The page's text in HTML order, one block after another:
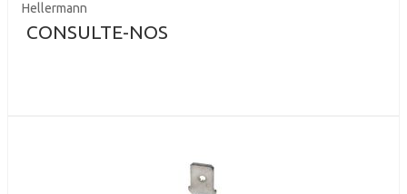
Hellermann
CONSULTE-NOS